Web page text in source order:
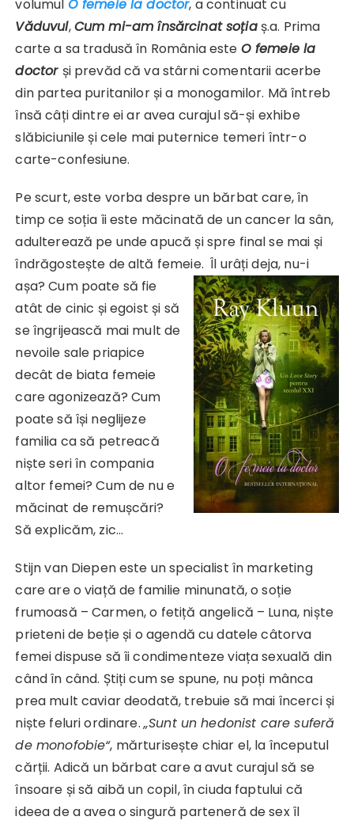
volumul O femeie la doctor, a continuat cu
Văduvul,Cum mi-am însărcinat soțiaș.a. Prima
carte a sa tradusă în România este O femeie la
doctor și prevăd că va stârni comentarii acerbe
din partea puritanilor și a monogamilor. Mă întreb
însă câți dintre ei ar avea curajul să-și exhibe
slăbiciunile și cele mai puternice temeri într-o
carte-confesiune.
Pe scurt, este vorba despre un bărbat care, în
timp ce soția îi este măcinată de un cancer la sân,
adulterează pe unde apucă și spre final se mai și
îndrăgostește de altă femeie.Îl urâți deja, nu-i
așa? Cum poate să fie
atât de cinic și egoist și să
se îngrijească mai mult de
nevoile sale priapice
decât de biata femeie
care agonizează? Cum
poate să își neglijeze
familia ca să petreacă
niște seri în compania
altor femei? Cum de nu e
măcinat de remușcări?
Să explicăm, zic…
Stijn van Diepen este un specialist în marketing
care are o viață de familie minunată, o soție
frumoasă – Carmen, o fetiță angelică – Luna, niște
prieteni de beție și o agendă cu datele câtorva
femei dispuse să îi condimenteze viața sexuală din
când în când. Știți cum se spune, nu poți mânca
prea mult caviar deodată, trebuie să mai încerci și
niște feluri ordinare.„Sunt un hedonist care suferă
de monofobie“, mărturisește chiar el, la începutul
cărții. Adică un bărbat care a avut curajul să se
însoare și să aibă un copil, în ciuda faptului că
ideea de a avea o singură parteneră de sex îl